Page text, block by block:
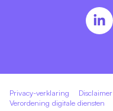
Privacy-verklaring Disclaimer
Verordening digitale diensten